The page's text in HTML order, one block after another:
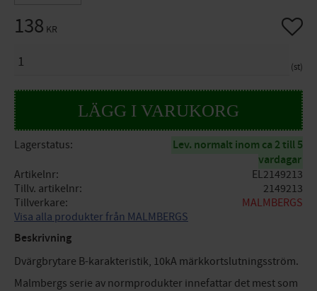
138 KR
st
Lägg
Lagerstatus
Lev. normalt inom ca 2 till 5
vardagar
Artikelnr
EL2149213
Tillv. artikelnr
2149213
Tillverkare
MALMBERGS
Visa alla produkter från MALMBERGS
Beskrivning
Dvärgbrytare B-karakteristik, 10kA märkkortslutningsström.
Malmbergs serie av normprodukter innefattar det mest som